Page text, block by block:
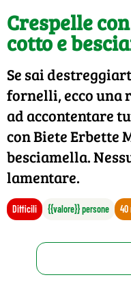
Crespelle
cotto e
Se sai
fornelli, ecco una
ad accontentare
con Biete Erbette
besciamella.
lamentare.
Difficili {{valore}} persone 40